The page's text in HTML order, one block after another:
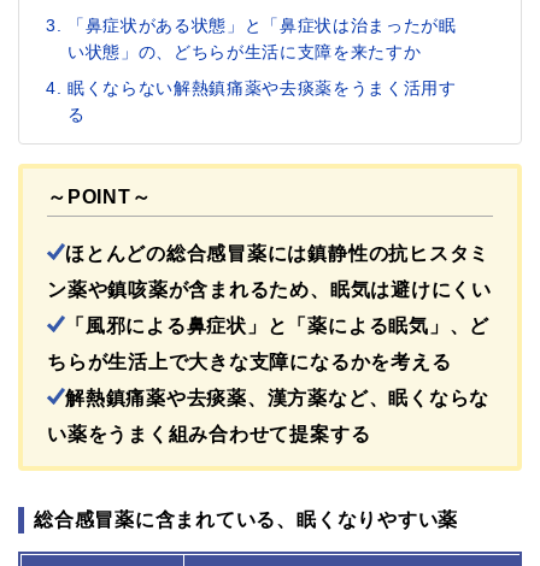
「鼻症状がある状態」と「鼻症状は治まったが眠
い状態」の、どちらが生活に支障を来たすか
眠くならない解熱鎮痛薬や去痰薬をうまく活用す
る
～POINT～
ほとんどの総合感冒薬には鎮静性の抗ヒスタミ
ン薬や鎮咳薬が含まれるため、眠気は避けにくい
「風邪による鼻症状」と「薬による眠気」、ど
ちらが生活上で大きな支障になるかを考える
解熱鎮痛薬や去痰薬、漢方薬など、眠くならな
い薬をうまく組み合わせて提案する
総合感冒薬に含まれている、眠くなりやすい薬